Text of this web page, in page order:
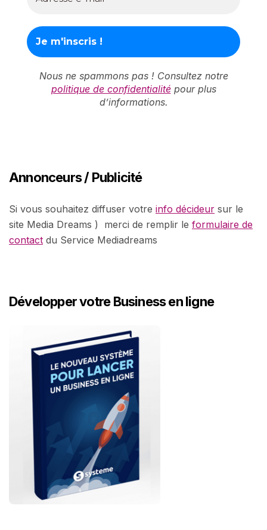
Nous ne spammons pas ! Consultez notre
politique de confidentialitépour plus
d’informations.
Annonceurs / Publicité
Si vous souhaitez diffuser votre info décideur sur le
site Media Dreams ) merci de remplir le formulaire de
contact du Service Mediadreams
Développer votre Business en ligne